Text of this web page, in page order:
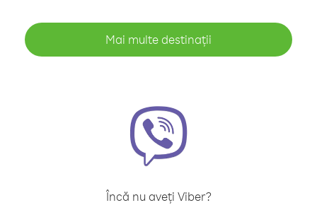
Mai multe destinații
Încă nu aveți Viber?